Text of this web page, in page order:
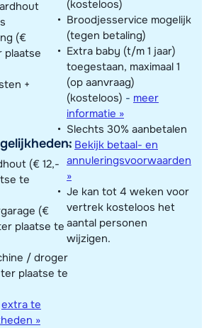
(€
plaatse
+
(€ 12,-
te
(€
plaatse te
/ droger
plaatse te
extra te
»
(kosteloos)
Broodjesservice mogelijk
(tegen betaling)
Extra baby (t/m 1 jaar)
toegestaan, maximaal 1
(op aanvraag)
(kosteloos) - meer
informatie »
Slechts 30% aanbetalen
- Bekijk betaal- en
annuleringsvoorwaarden
»
Je kan tot 4 weken voor
vertrek kosteloos het
aantal personen
wijzigen.